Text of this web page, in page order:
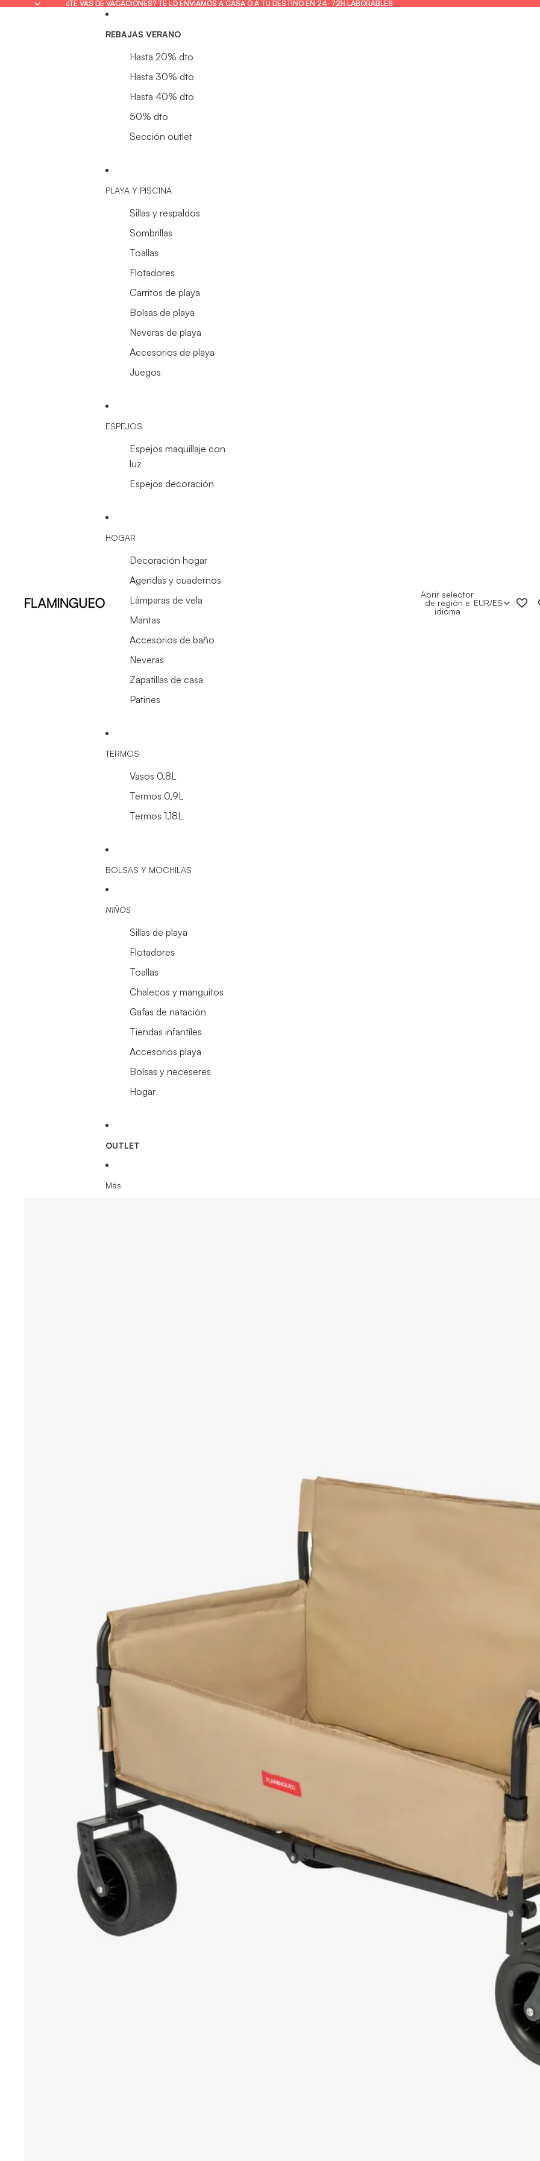
¿TE VAS DE VACACIONES? TE LO ENVIAMOS A CASA O A TU DESTINO EN 24-72H LABORABLES
¿TE VAS DE VACACIONES? TE LO ENVIAMOS A CASA O A TU DESTINO EN 24-72H LABORABLES
REBAJAS VERANO
Hasta 20% dto
Hasta 30% dto
Hasta 40% dto
50% dto
Sección outlet
PLAYA Y PISCINA
Sillas y respaldos
Sombrillas
Toallas
Flotadores
Carritos de playa
Bolsas de playa
Neveras de playa
Accesorios de playa
Juegos
ESPEJOS
Espejos maquillaje con
luz
Espejos decoración
HOGAR
Decoración hogar
Agendas y cuadernos
Lámparas de vela
Mantas
Accesorios de baño
Neveras
Zapatillas de casa
Patines
TERMOS
Vasos 0,8L
Termos 0,9L
Termos 1,18L
BOLSAS Y MOCHILAS
NIÑOS
Sillas de playa
Flotadores
Toallas
Chalecos y manguitos
Gafas de natación
Tiendas infantiles
Accesorios playa
Bolsas y neceseres
Hogar
OUTLET
Más
Abrir selector
de región e
idioma
EUR/ES